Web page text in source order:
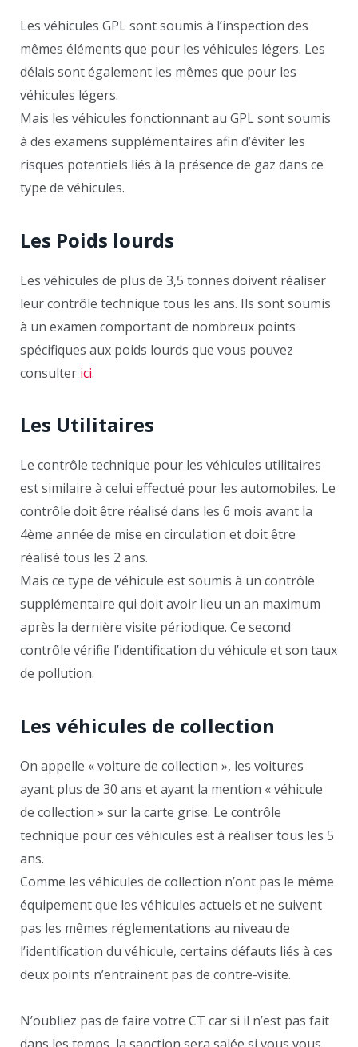
Les véhicules GPL sont soumis à l’inspection des
mêmes éléments que pour les véhicules légers. Les
délais sont également les mêmes que pour les
véhicules légers.
Mais les véhicules fonctionnant au GPL sont soumis
à des examens supplémentaires afin d’éviter les
risques potentiels liés à la présence de gaz dans ce
type de véhicules.
Les Poids lourds
Les véhicules de plus de 3,5 tonnes doivent réaliser
leur contrôle technique tous les ans. Ils sont soumis
à un examen comportant de nombreux points
spécifiques aux poids lourds que vous pouvez
consulter ici.
Les Utilitaires
Le contrôle technique pour les véhicules utilitaires
est similaire à celui effectué pour les automobiles. Le
contrôle doit être réalisé dans les 6 mois avant la
4ème année de mise en circulation et doit être
réalisé tous les 2 ans.
Mais ce type de véhicule est soumis à un contrôle
supplémentaire qui doit avoir lieu un an maximum
après la dernière visite périodique. Ce second
contrôle vérifie l’identification du véhicule et son taux
de pollution.
Les véhicules de collection
On appelle « voiture de collection », les voitures
ayant plus de 30 ans et ayant la mention « véhicule
de collection » sur la carte grise. Le contrôle
technique pour ces véhicules est à réaliser tous les 5
ans.
Comme les véhicules de collection n’ont pas le même
équipement que les véhicules actuels et ne suivent
pas les mêmes réglementations au niveau de
l’identification du véhicule, certains défauts liés à ces
deux points n’entrainent pas de contre-visite.
N’oubliez pas de faire votre CT car si il n’est pas fait